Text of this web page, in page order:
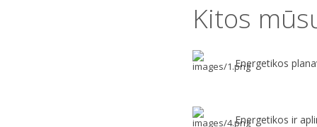
Kitos
Energetikos
Energetikos ir